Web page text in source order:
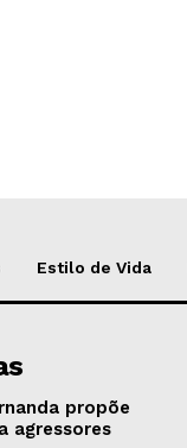
Estilo de Vida
propõe
agressores